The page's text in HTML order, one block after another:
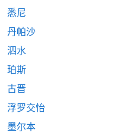
悉尼
丹帕沙
泗水
珀斯
古晋
浮罗交怡
墨尔本